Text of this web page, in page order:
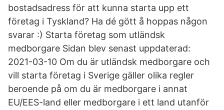
bostadsadress för att kunna starta upp ett
företag i Tyskland? Ha dé gött å hoppas någon
svarar :) Starta företag som utländsk
medborgare Sidan blev senast uppdaterad:
2021-03-10 Om du är utländsk medborgare och
vill starta företag i Sverige gäller olika regler
beroende på om du är medborgare i annat
EU/EES-land eller medborgare i ett land utanför